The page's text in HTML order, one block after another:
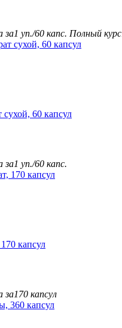
за1 уп./60 капс. Полный курс
60 капсул
за1 уп./60 капс.
капсул
за170 капсул